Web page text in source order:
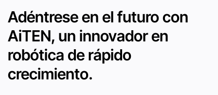
Adéntrese en el futuro con
AiTEN, un innovador en
robótica de rápido
crecimiento.